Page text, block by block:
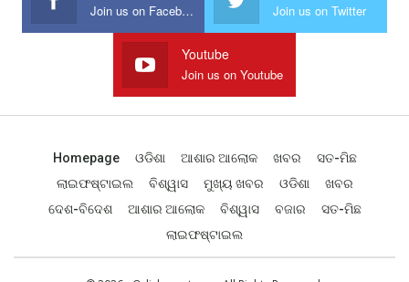
Join us on Facebook Join us on Twitter
Youtube
Join us on Youtube
Homepage ଓଡିଶା ଆଶାର ଆଲୋକ ଖବର
ସତ-ମିଛ
ଲାଇଫଷ୍ଟାଇଲ
ବିଶ୍ୱାସ ମୁଖ୍ୟ ଖବର ଓଡିଶା
ଖବର
ଦେଶ-ବିଦେଶ
ଆଶାର ଆଲୋକ ବିଶ୍ୱାସ ବଜାର
ସତ-ମିଛ
ଲାଇଫଷ୍ଟାଇଲ